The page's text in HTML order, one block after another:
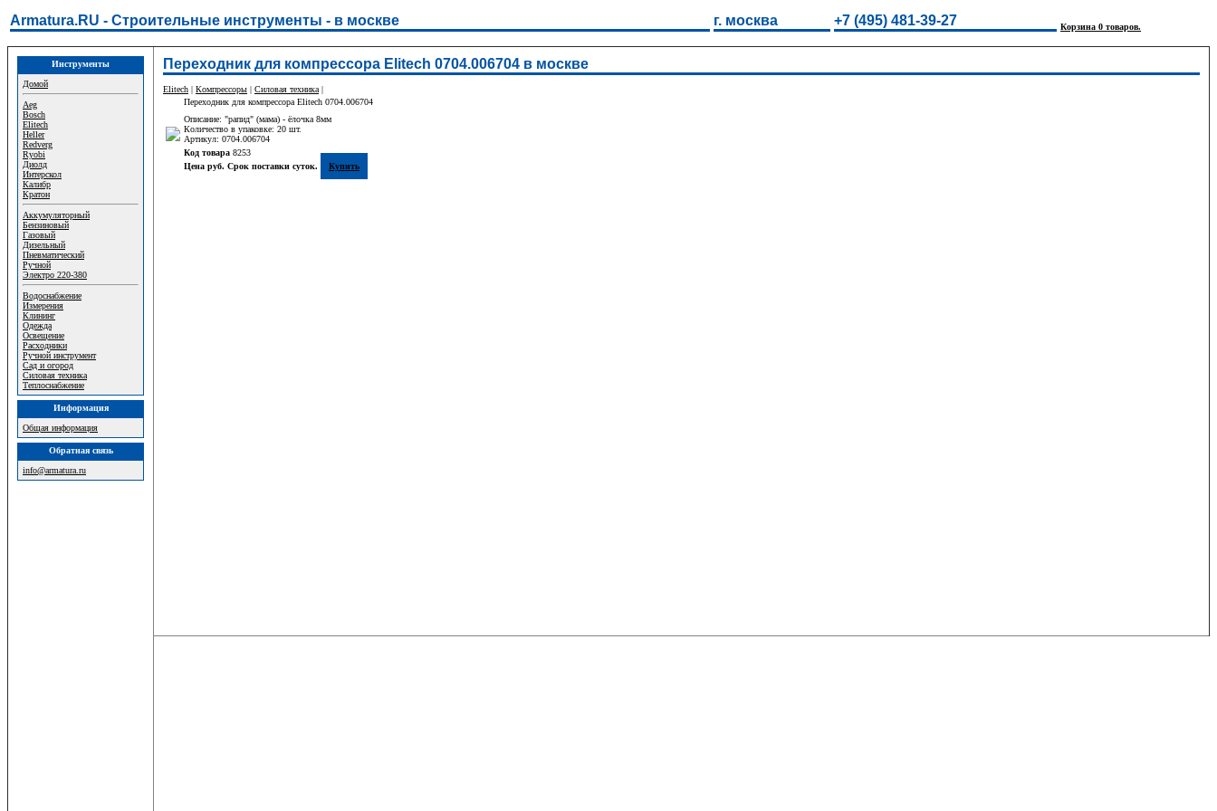
Armatura.RU - Строительные инструменты - в москве г. москва +7 (495) 481-39-27 Корзина 0 товаров.
Инструменты
Домой
Aeg
Bosch
Elitech
Heller
Redverg
Ryobi
Диолд
Интерскол
Калибр
Кратон
Аккумуляторный
Бензиновый
Газовый
Дизельный
Пневматический
Ручной
Электро 220-380
Водоснабжение
Измерения
Клининг
Одежда
Освещение
Расходники
Ручной инструмент
Сад и огород
Силовая техника
Теплоснабжение
Информация
Общая информация
Обратная связь
info@armatura.ru
Переходник для компрессора Elitech 0704.006704 в москве
Elitech | Компрессоры | Силовая техника |
Переходник для компрессора Elitech 0704.006704
Описание: "рапид" (мама) - ёлочка 8мм
Количество в упаковке: 20 шт.
Артикул: 0704.006704
Код товара 8253
Цена руб. Срок поставки суток.
Купить